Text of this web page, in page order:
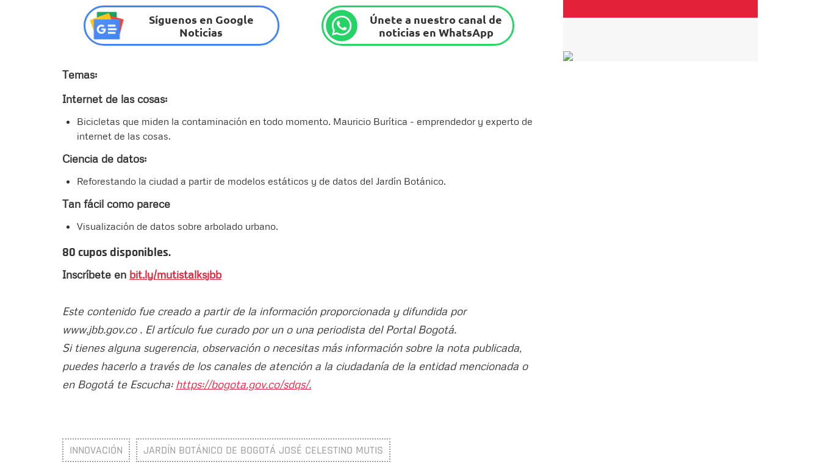
Síguenos en Google
Noticias
Únete a nuestro canal de
noticias en WhatsApp
Temas:
Internet de las cosas:
Bicicletas que miden la contaminación en todo momento. Mauricio Burítica - emprendedor y experto de
internet de las cosas.
Ciencia de datos:
Reforestando la ciudad a partir de modelos estáticos y de datos del Jardín Botánico.
Tan fácil como parece
Visualización de datos sobre arbolado urbano.
80 cupos disponibles.
Inscríbete en bit.ly/mutistalksjbb
Este contenido fue creado a partir de la información proporcionada y difundida por
www.jbb.gov.co . El artículo fue curado por un o una periodista del Portal Bogotá.
Si tienes alguna sugerencia, observación o necesitas más información sobre la nota publicada,
puedes hacerlo a través de los canales de atención a la ciudadanía de la entidad mencionada o
en Bogotá te Escucha: https://bogota.gov.co/sdqs/.
INNOVACIÓN JARDÍN BOTÁNICO DE BOGOTÁ JOSÉ CELESTINO MUTIS